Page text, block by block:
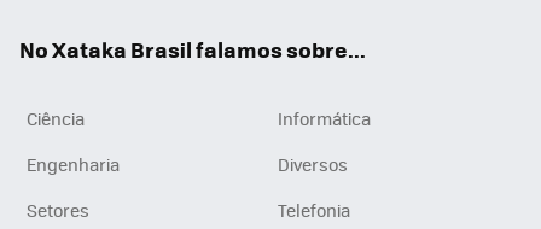
No Xataka Brasil falamos sobre...
Ciência
Informática
Engenharia
Diversos
Setores
Telefonia